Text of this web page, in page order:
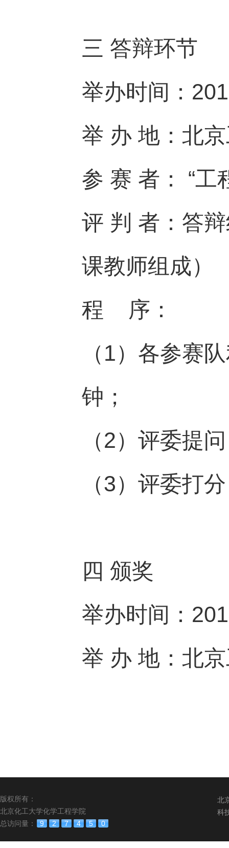
三 答辩环节
举办时间：
举 办 地：北
参 赛 者： “工
评 判 者：答
课教师组成）
程 序：
（1）各参赛
钟；
（2）评委提
（3）评委打分
四 颁奖
举办时间：
举 办 地：北
版权所有：
北京化工大学化学工程学院
总访问量：
9 2 7 4 5 0
北
科